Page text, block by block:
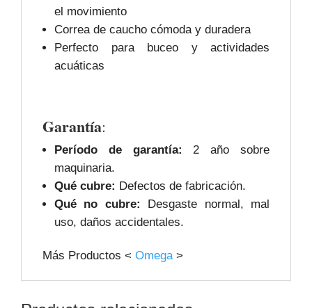
el movimiento
Correa de caucho cómoda y duradera
Perfecto para buceo y actividades
acuáticas
Garantía:
Período de garantía: 2 año sobre
maquinaria.
Qué cubre: Defectos de fabricación.
Qué no cubre: Desgaste normal, mal
uso, daños accidentales.
Más Productos < Omega>